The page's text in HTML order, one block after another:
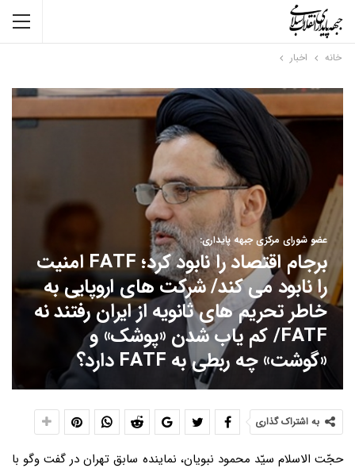
خانه اخبار
عضو شورای مرکزی جبهه پایداری:
برجام اقتصاد را نابود کرد؛ FATF امنیت
را نابود می کند/ شرکت های اروپایی به
خاطر تحریم های ثانویه از ایران رفتند نه
FATF/ کم یاب شدن «پوشک» و
«گوشت» چه ربطی به FATF دارد؟
به اشتراک گذاری
حجّت الاسلام سیّد محمود نبویان، نماینده سابق تهران در گفت وگو با